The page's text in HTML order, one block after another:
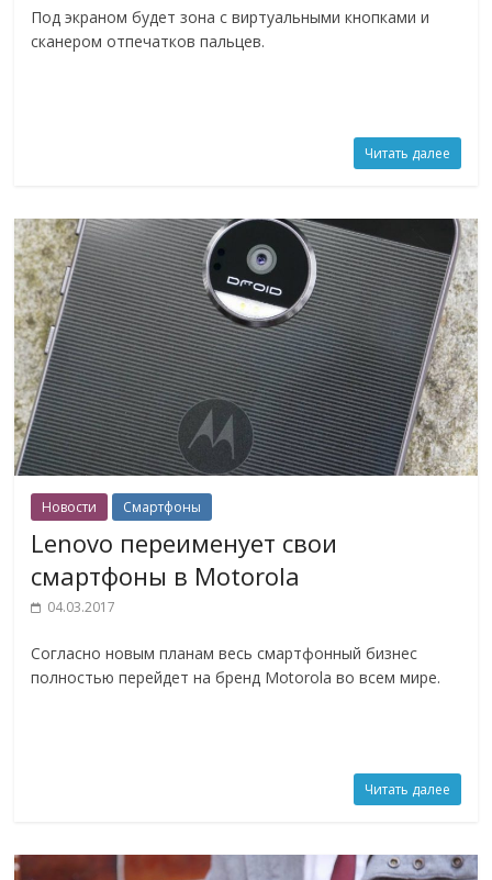
Под экраном будет зона с виртуальными кнопками и
сканером отпечатков пальцев.
Читать далее
Новости Смартфоны
Lenovo переименует свои
смартфоны в Motorola
04.03.2017
Согласно новым планам весь смартфонный бизнес
полностью перейдет на бренд Motorola во всем мире.
Читать далее